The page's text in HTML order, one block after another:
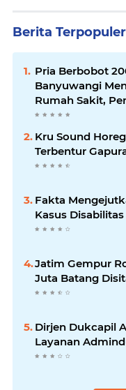
Berita Terpopuler
Pria Berbobot
Banyuwangi
Rumah Sakit,
Dibantu Damkar
Kru Sound
Terbentur
Fakta
Kasus Disabilitas
Jatim Gempur
Juta Batang
Dirjen Dukcapil
Layanan